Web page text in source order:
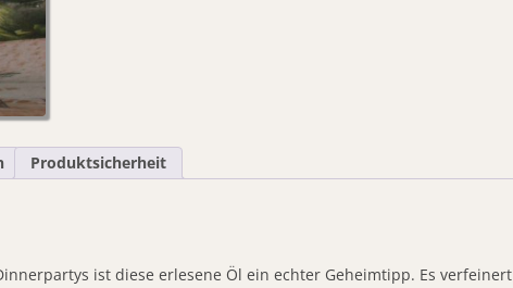
Produktsicherheit
ist diese erlesene Öl ein echter Geheimtipp. Es verfeinert